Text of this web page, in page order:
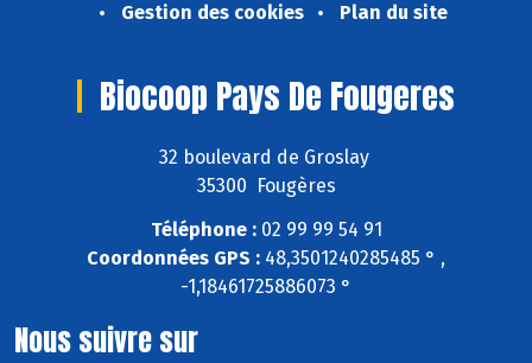
Gestion des cookies
Plan du site
Biocoop Pays De Fougeres
32 boulevard de Groslay
35300 Fougères
Téléphone :02 99 99 54 91
Coordonnées GPS : 48,3501240285485 ° ,
-1,18461725886073 °
Nous suivre sur